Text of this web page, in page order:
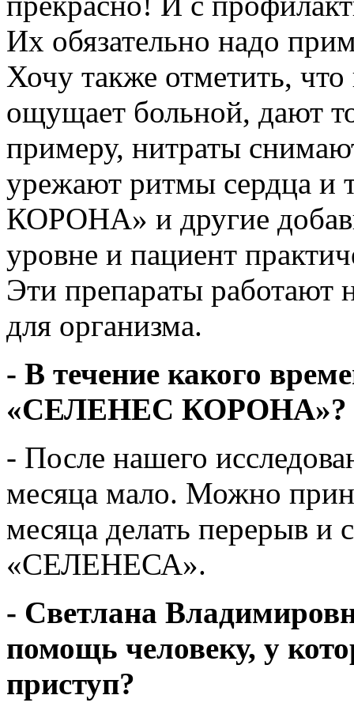
Их обязательно надо
Хочу также отметить,
ощущает больной, дают
примеру, нитраты
урежают ритмы сердца
КОРОНА» и другие
уровне и пациент
Эти препараты работают
для организма.
- В течение какого
«СЕЛЕНЕС КОРОНА»?
- После нашего
месяца мало. Можно
месяца делать перерыв и
«СЕЛЕНЕСА».
- Светлана
помощь человеку, у
приступ?